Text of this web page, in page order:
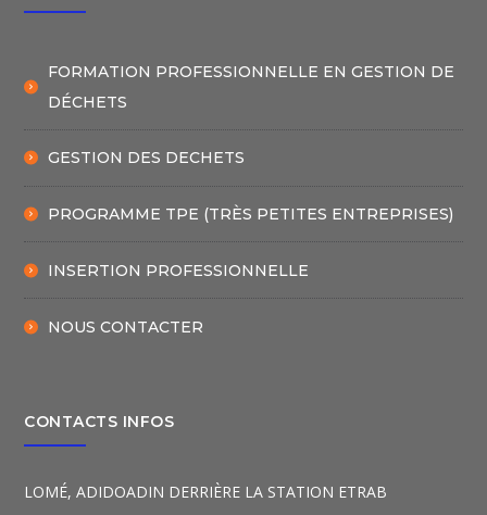
FORMATION PROFESSIONNELLE EN GESTION DE
DÉCHETS
GESTION DES DECHETS
PROGRAMME TPE (TRÈS PETITES ENTREPRISES)
INSERTION PROFESSIONNELLE
NOUS CONTACTER
CONTACTS INFOS
LOMÉ, ADIDOADIN DERRIÈRE LA STATION ETRAB